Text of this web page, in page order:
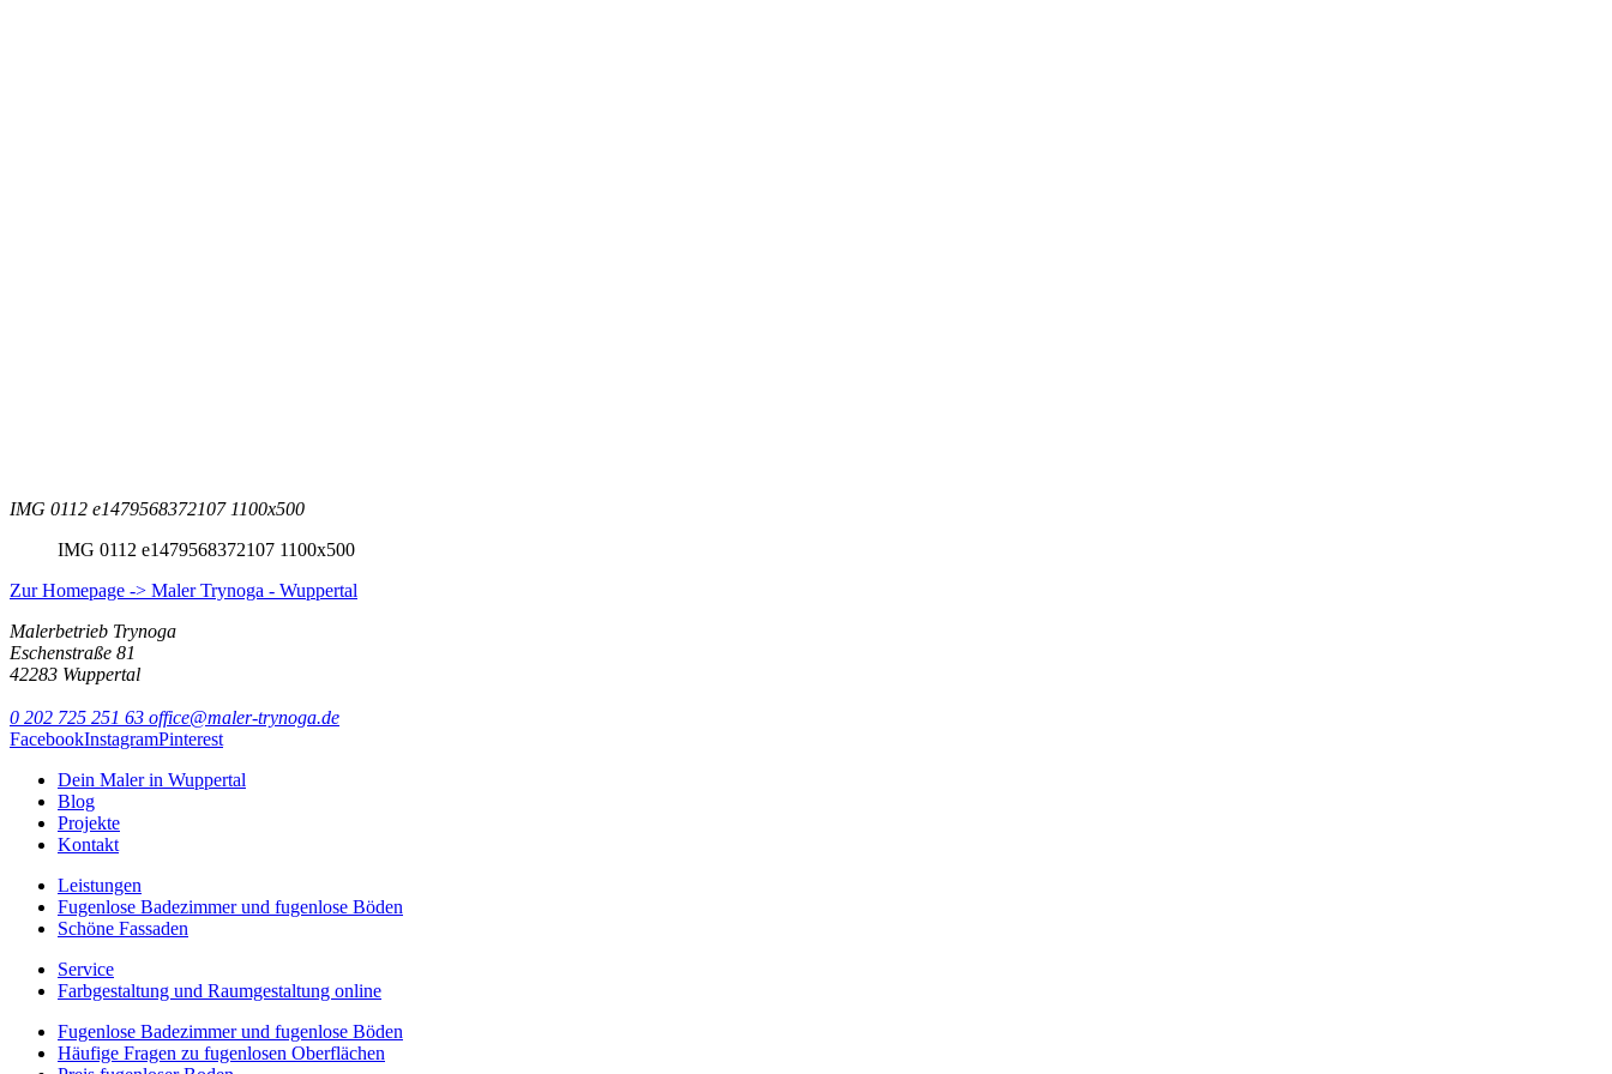
IMG 0112 e1479568372107 1100x500
IMG 0112 e1479568372107 1100x500
Zur Homepage -> Maler Trynoga - Wuppertal
Malerbetrieb Trynoga
Eschenstraße 81
42283 Wuppertal
0 202 725 251 63 office@maler-trynoga.de
FacebookInstagramPinterest
Dein Maler in Wuppertal
Blog
Projekte
Kontakt
Leistungen
Fugenlose Badezimmer und fugenlose Böden
Schöne Fassaden
Service
Farbgestaltung und Raumgestaltung online
Fugenlose Badezimmer und fugenlose Böden
Häufige Fragen zu fugenlosen Oberflächen